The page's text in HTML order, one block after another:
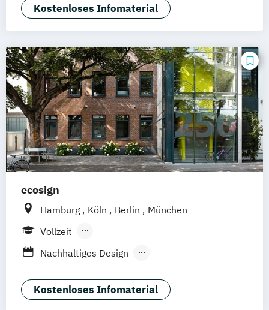
Marketing
Kostenloses Infomaterial
ecosign
Hamburg Köln Berlin
München
Vollzeit
Berufsbegleitendes Präsenzstudium
Nachhaltiges Design
Nachhaltiges Design Management
Nachhaltiges Design Management
Kostenloses Infomaterial